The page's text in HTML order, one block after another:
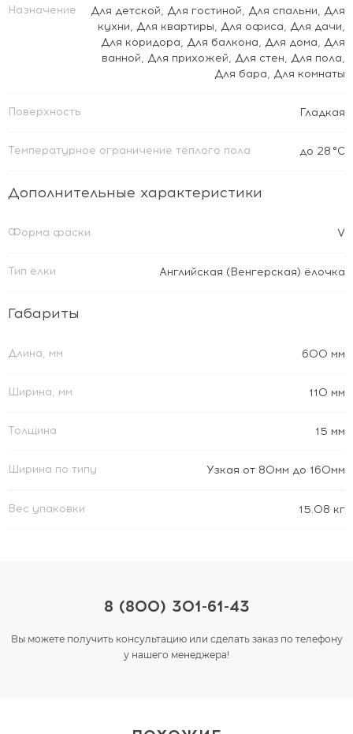
Назначение Для детской, Для гостиной, Для спальни, Для
кухни, Для квартиры, Для офиса, Для дачи,
Для коридора, Для балкона, Для дома, Для
ванной, Для прихожей, Для стен, Для пола,
Для бара, Для комнаты
Поверхность Гладкая
Температурное ограничение тёплого пола до 28 °C
Дополнительные характеристики
Форма фаски V
Тип ёлки Английская (Венгерская) ёлочка
Габариты
Длина, мм 600 мм
Ширина, мм 110 мм
Толщина 15 мм
Ширина по типу Узкая от 80мм до 160мм
Вес упаковки 15.08 кг
8 (800) 301-61-43
Вы можете получить консультацию или сделать заказ по телефону
у нашего менеджера!